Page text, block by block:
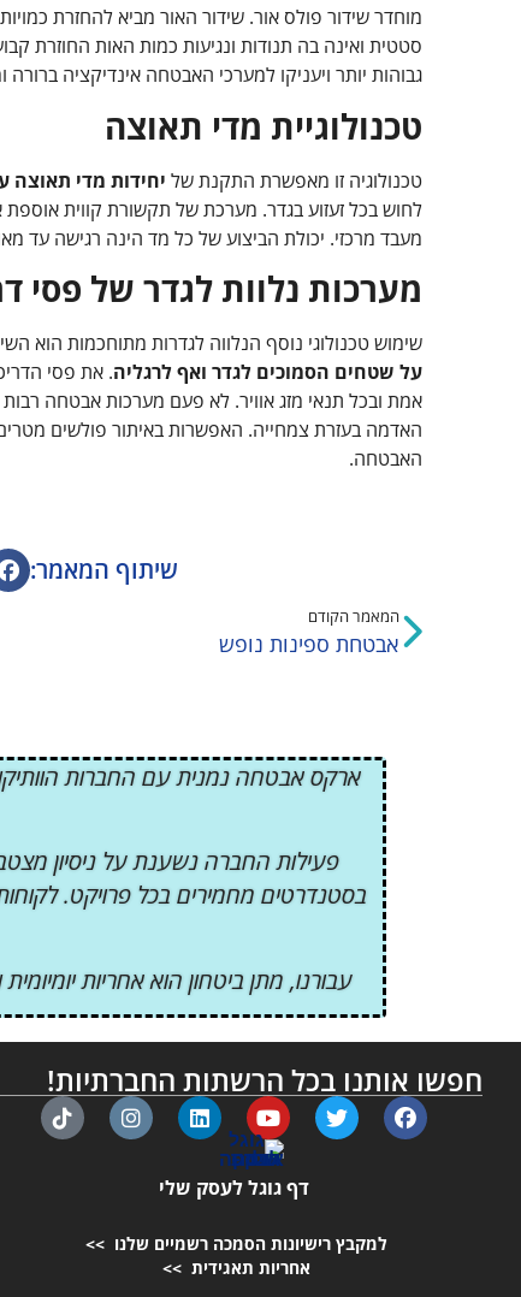
מוחדר שידור פולס אור. שידור האור מביא להחזרת
סטטית ואינה בה תנודות ונגיעות כמות האות החוזרת
גבוהות יותר ויעניקו למערכי האבטחה אינדיקציה ברורה
טכנולוגיית מדי תאוצה
טכנולוגיה זו מאפשרת התקנת של יחידות מדי תאוצה
לחוש בכל זעזוע בגדר. מערכת של תקשורת קווית
מעבד מרכזי. יכולת הביצוע של כל מד הינה רגישה עד
מערכות נלוות לגדר של פסי
שימוש טכנולוגי נוסף הנלווה לגדרות מתוחכמות הוא
על שטחים הסמוכים לגדר ואף לרגליה. את פסי
אמת ובכל תנאי מזג אוויר. לא פעם מערכות אבטחה
האדמה בעזרת צמחייה. האפשרות באיתור פולשים
האבטחה.
שיתוף המאמר:
המאמר הקודם
אבטחת ספינות נופש
ארקס אבטחה נמנית עם החברות
פעילות החברה נשענת על ניסיון
עבורנו, מתן ביטחון הוא אחריות
חפשו אותנו בכל הרשתות החברתיות!
דף גוגל לעסק שלי
למקבץ רישיונות הסמכה רשמיים שלנו >>
אחריות תאגידית >>